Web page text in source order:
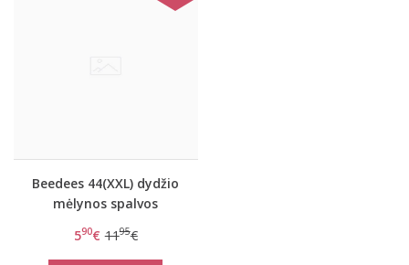
Beedees 44(XXL) dydžio
mėlynos spalvos
stringai New Day String
590€ 1195€